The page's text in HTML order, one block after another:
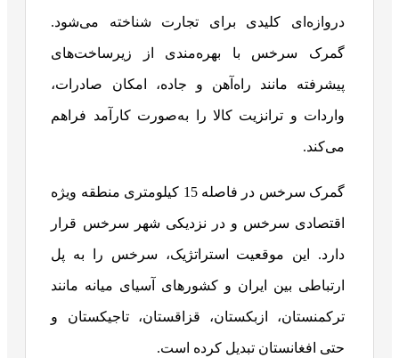
دروازه‌ای کلیدی برای تجارت شناخته می‌شود.
گمرک سرخس با بهره‌مندی از زیرساخت‌های
پیشرفته مانند راه‌آهن و جاده، امکان صادرات،
واردات و ترانزیت کالا را به‌صورت کارآمد فراهم
می‌کند.
گمرک سرخس در فاصله 15 کیلومتری منطقه ویژه
اقتصادی سرخس و در نزدیکی شهر سرخس قرار
دارد. این موقعیت استراتژیک، سرخس را به پل
ارتباطی بین ایران و کشورهای آسیای میانه مانند
ترکمنستان، ازبکستان، قزاقستان، تاجیکستان و
حتی افغانستان تبدیل کرده است.